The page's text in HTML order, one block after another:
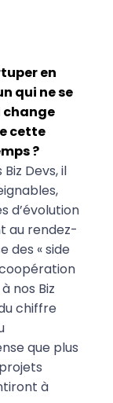
en
qui ne se
change
cette
?
Devs, il
d’évolution
au rendez-
des « side
nos Biz
chiffre
que plus
à